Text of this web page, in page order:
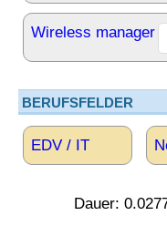
Wireless manager
BERUFSFELDER
EDV / IT
Dauer: